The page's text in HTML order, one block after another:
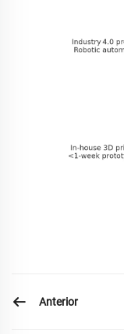
Anterior